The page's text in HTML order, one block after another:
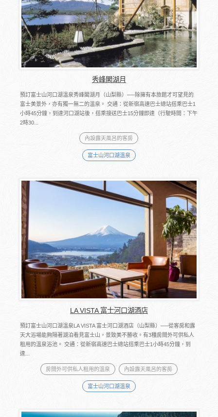
秀峰閣湖月
預訂富士山河口湖溫泉秀峰閣湖月（山梨縣）──除擁有本旅館才可望見的
富士美景外，亦有獨一無二的溫泉。 交通：從新宿高速巴士總站搭乘巴士1
小時45分鐘，到達河口湖站後，搭乘接送巴士15分鐘即達（行駛時間：下午
2時30...
內設露天風呂的客房
富士山河口湖溫泉
LA VISTA 富士河口湖酒店
預訂富士山河口湖溫泉LA VISTA 富士河口湖酒店（山梨縣）──從客房和露
天大浴場能夠隔著湖泊看見富士山，景致美不勝收。有3種房間外可供私人
租用的溫泉浴池。 交通：從新宿高速巴士總站搭乘巴士1小時45分鐘，到
達...
房間外可供私人租用的溫泉 內設露天風呂的客房
富士山河口湖溫泉